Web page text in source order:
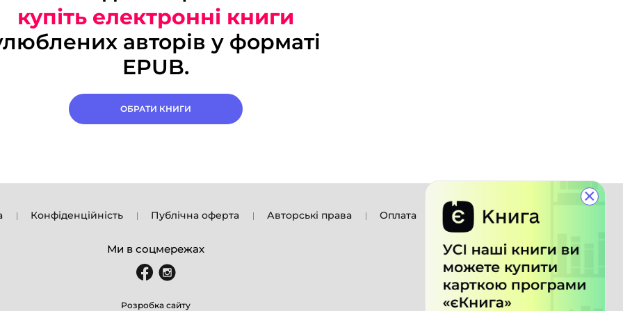
×
купіть електронні книги
авторів у форматі
EPUB.
ОБРАТИ КНИГИ
Конфіденційність Публічна оферта Авторські права Оплата
Ми в соцмережах
Розробка сайту